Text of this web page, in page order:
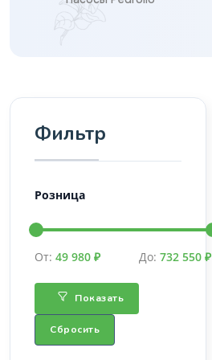
Фильтр
Розница
От:49 980 ₽ До:732 550 ₽
Показать
Сбросить